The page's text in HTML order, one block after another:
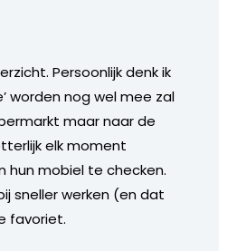
Persoonlijk denk ik
worden nog wel mee zal
maar naar de
elk moment
hun mobiel te checken.
sneller werken (en dat
favoriet.